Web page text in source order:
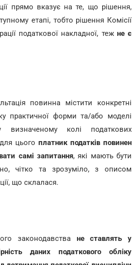
прямо вказує на те, що рішення,
етапі, тобто рішення Комісії
податкової накладної, теж не є
повинна містити конкретні
практичної форми та/або моделі
визначеному колі податкових
цього платник податків повинен
самі запитання, які мають бути
чітко та зрозуміло, з описом
що склалася.
законодавства не ставлять у
даних податкового обліку